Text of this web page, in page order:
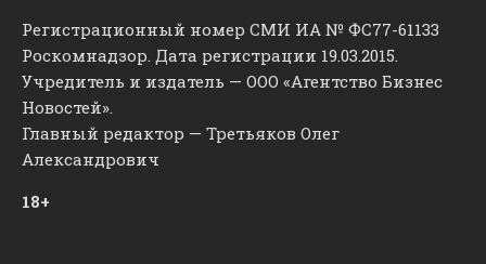
Регистрационный номер СМИ ИА № ФС77-61133
Роскомнадзор. Дата регистрации 19.03.2015.
Учредитель и издатель — ООО «Агентство Бизнес
Новостей».
Главный редактор — Третьяков Олег
Александрович
18+